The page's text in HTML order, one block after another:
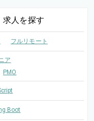
求人を探す
フルリモート
ア
PMO
Boot